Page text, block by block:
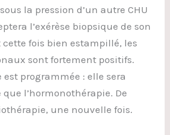
la pression d’un autre CHU
l’exérèse biopsique de son
cette fois bien estampillé, les
sont fortement positifs.
programmée : elle sera
que l’hormonothérapie. De
une nouvelle fois.